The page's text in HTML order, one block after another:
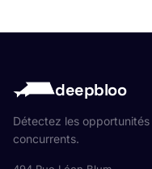
deepbloo
Détectez les
concurrents.